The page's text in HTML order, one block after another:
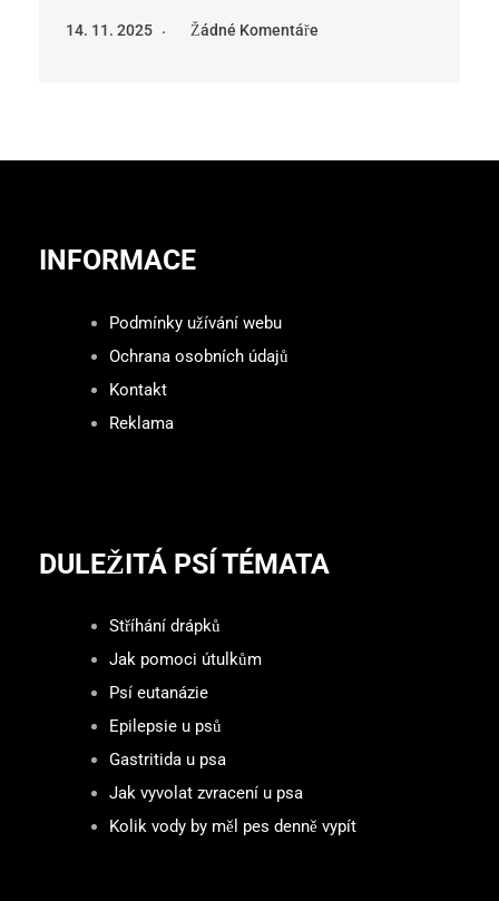
14. 11. 2025 Žádné Komentáře
INFORMACE
Podmínky užívání webu
Ochrana osobních údajů
Kontakt
Reklama
DULEŽITÁ PSÍ TÉMATA
Stříhání drápků
Jak pomoci útulkům
Psí eutanázie
Epilepsie u psů
Gastritida u psa
Jak vyvolat zvracení u psa
Kolik vody by měl pes denně vypít